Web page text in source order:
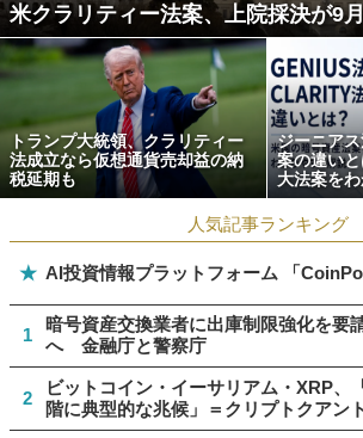
米クラリティー法案、上院採決が9
トランプ大統領、クラリティー
法成立なら仮想通貨売却益の納
税延期も
ジーニア
案の違い
大法案を
人気記事ランキング
★ AI投資情報プラットフォーム 「
1
暗号資産交換業者に出庫制限強化を要
へ 金融庁と警察庁
2
ビットコイン・イーサリアム・XRP、
階に典型的な兆候」＝クリプトクアント